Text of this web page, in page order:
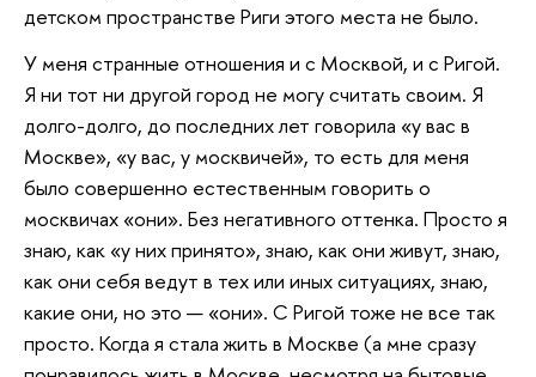
детском пространстве Риги этого места не было.
У меня странные отношения и с Москвой, и с Ригой.
Я ни тот ни другой город не могу считать своим. Я
долго-долго, до последних лет говорила «у вас в
Москве», «у вас, у москвичей», то есть для меня
было совершенно естественным говорить о
москвичах «они». Без негативного оттенка. Просто я
знаю, как «у них принято», знаю, как они живут, знаю,
как они себя ведут в тех или иных ситуациях, знаю,
какие они, но это — «они». С Ригой тоже не все так
просто. Когда я стала жить в Москве (а мне сразу